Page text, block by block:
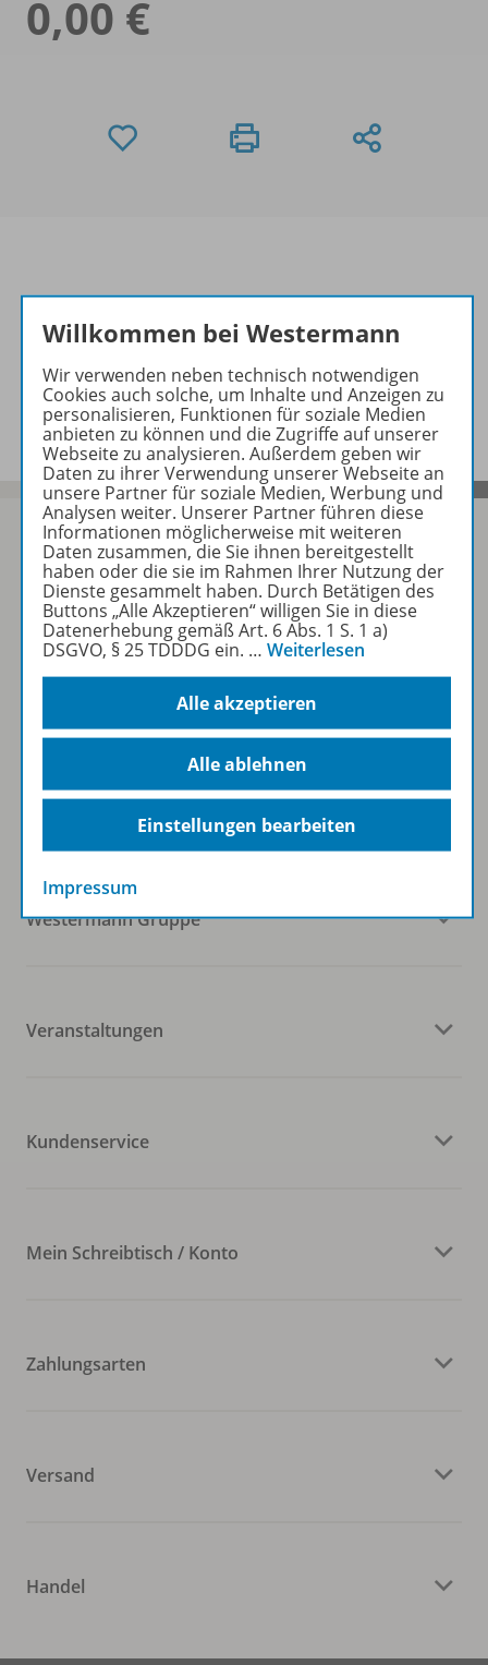
0,00 €
Informationen
Video zu folgenden Werken
Sofort profitieren
Zum Newsletter anmelden
Folgen Sie uns auf Social Media
Westermann Gruppe
Veranstaltungen
Kundenservice
Mein Schreibtisch / Konto
Zahlungsarten
Versand
Handel
Willkommen bei Westermann
Wir verwenden neben technisch notwendigen
Cookies auch solche, um Inhalte und Anzeigen zu
personalisieren, Funktionen für soziale Medien
anbieten zu können und die Zugriffe auf unserer
Webseite zu analysieren. Außerdem geben wir
Daten zu ihrer Verwendung unserer Webseite an
unsere Partner für soziale Medien, Werbung und
Analysen weiter. Unserer Partner führen diese
Informationen möglicherweise mit weiteren
Daten zusammen, die Sie ihnen bereitgestellt
haben oder die sie im Rahmen Ihrer Nutzung der
Dienste gesammelt haben. Durch Betätigen des
Buttons „Alle Akzeptieren“ willigen Sie in diese
Datenerhebung gemäß Art. 6 Abs. 1 S. 1 a)
DSGVO, § 25 TDDDG ein. … Weiterlesen
Alle akzeptieren
Alle ablehnen
Einstellungen bearbeiten
Impressum